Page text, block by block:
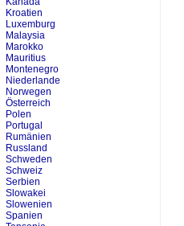
Kroatien
Luxemburg
Malaysia
Marokko
Mauritius
Montenegro
Niederlande
Norwegen
Österreich
Polen
Portugal
Rumänien
Russland
Schweden
Schweiz
Serbien
Slowakei
Slowenien
Spanien